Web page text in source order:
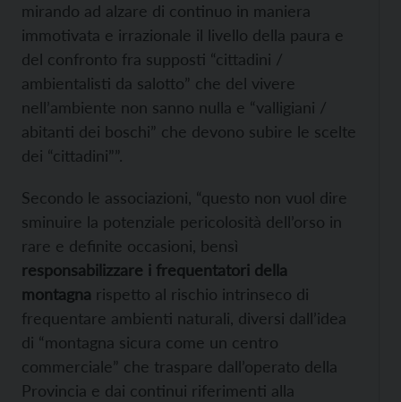
mirando ad alzare di continuo in maniera
immotivata e irrazionale il livello della paura e
del confronto fra supposti “cittadini /
ambientalisti da salotto” che del vivere
nell’ambiente non sanno nulla e “valligiani /
abitanti dei boschi” che devono subire le scelte
dei “cittadini””.
Secondo le associazioni, “questo non vuol dire
sminuire la potenziale pericolosità dell’orso in
rare e definite occasioni, bensì
responsabilizzare i frequentatori della
montagna rispetto al rischio intrinseco di
frequentare ambienti naturali, diversi dall’idea
di “montagna sicura come un centro
commerciale” che traspare dall’operato della
Provincia e dai continui riferimenti alla